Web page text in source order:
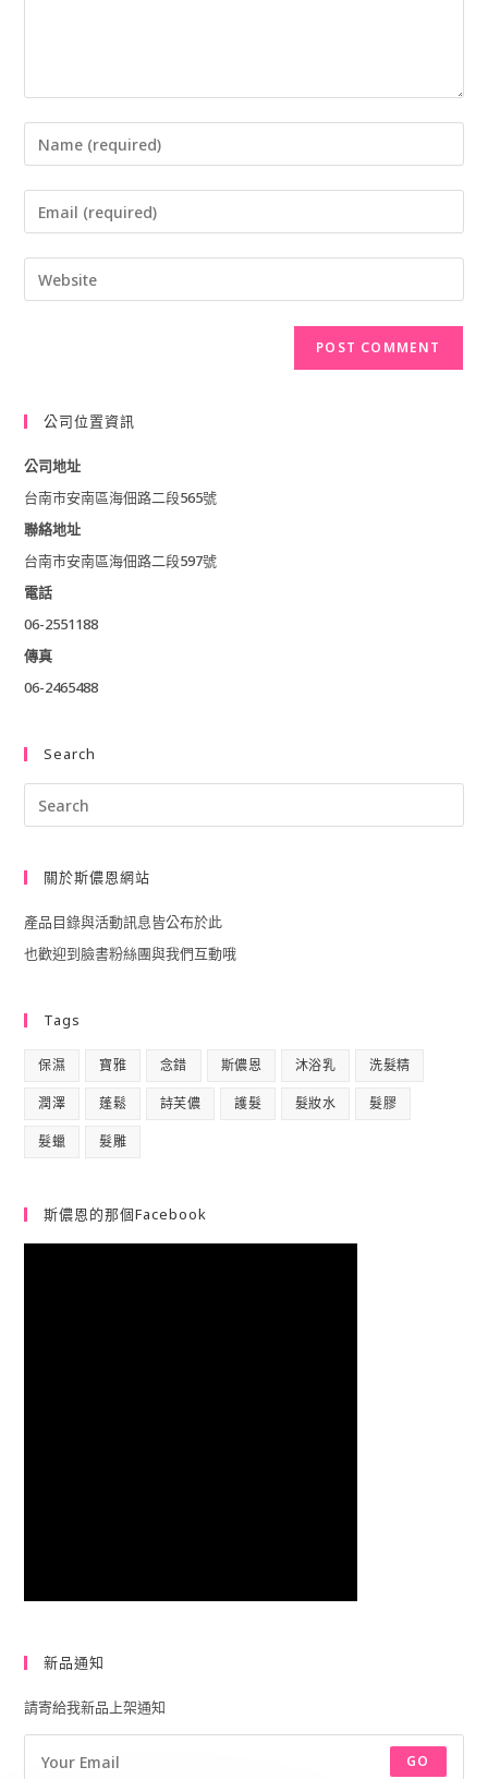
Enter
your
name
or
username
Enter
your
email
Enter
your
(optional)
公司位置資訊
公司地址
台南市安南區海佃路二段565號
聯絡地址
台南市安南區海佃路二段597號
電話
06-2551188
傳真
06-2465488
Search
關於斯儂恩網站
產品目錄與活動訊息皆公布於此
也歡迎到臉書粉絲團與我們互動哦
Tags
保濕 寶雅 念錯 斯儂恩 沐浴乳 洗髮精
潤澤 蓬鬆 詩芙儂 護髮 髮妝水 髮膠
髮蠟 髮雕
斯儂恩的那個Facebook
新品通知
請寄給我新品上架通知
GO